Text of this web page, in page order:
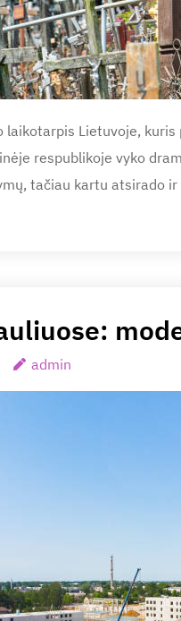
laikotarpis Lietuvoje,
respublikoje vyko
tačiau kartu atsirado
admin